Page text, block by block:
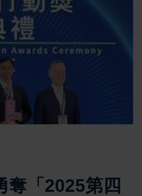
奪「2025第四